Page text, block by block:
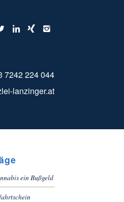
7242 224 044
lanzinger.at
ein Bußgeld